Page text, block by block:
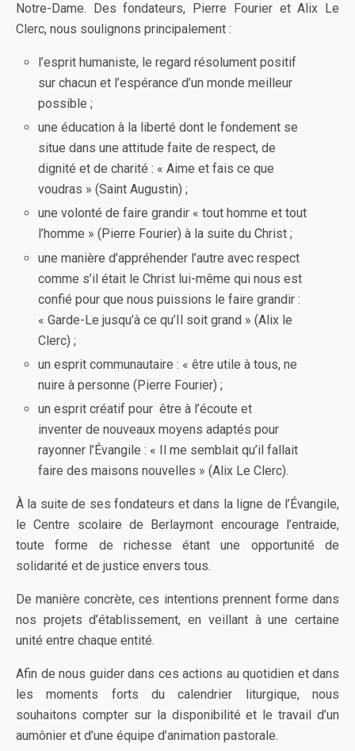
Notre-Dame. Des fondateurs, Pierre Fourier et Alix Le
Clerc, nous soulignons principalement :
l’esprit humaniste, le regard résolument positif
sur chacun et l’espérance d’un monde meilleur
possible ;
une éducation à la liberté dont le fondement se
situe dans une attitude faite de respect, de
dignité et de charité : « Aime et fais ce que
voudras » (Saint Augustin) ;
une volonté de faire grandir « tout homme et tout
l’homme » (Pierre Fourier) à la suite du Christ ;
une manière d’appréhender l’autre avec respect
comme s’il était le Christ lui-même qui nous est
confié pour que nous puissions le faire grandir :
« Garde-Le jusqu’à ce qu’Il soit grand » (Alix le
Clerc) ;
un esprit communautaire : « être utile à tous, ne
nuire à personne (Pierre Fourier) ;
un esprit créatif pour être à l’écoute et
inventer de nouveaux moyens adaptés pour
rayonner l’Évangile : « Il me semblait qu’il fallait
faire des maisons nouvelles » (Alix Le Clerc).
À la suite de ses fondateurs et dans la ligne de l’Évangile,
le Centre scolaire de Berlaymont encourage l’entraide,
toute forme de richesse étant une opportunité de
solidarité et de justice envers tous.
De manière concrète, ces intentions prennent forme dans
nos projets d’établissement, en veillant à une certaine
unité entre chaque entité.
Afin de nous guider dans ces actions au quotidien et dans
les moments forts du calendrier liturgique, nous
souhaitons compter sur la disponibilité et le travail d’un
aumônier et d’une équipe d’animation pastorale.